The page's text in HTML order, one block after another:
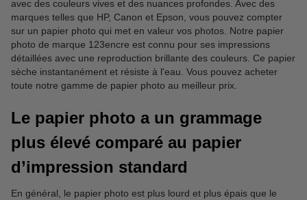
avec des couleurs vives et des nuances profondes. Avec des
marques telles que HP, Canon et Epson, vous pouvez compter
sur un papier photo qui met en valeur vos photos. Notre papier
photo de marque 123encre est connu pour ses impressions
détaillées avec une reproduction brillante des couleurs. Ce papier
sèche instantanément et résiste à l'eau. Vous pouvez acheter
toute notre gamme de papier photo au meilleur prix.
Le papier photo a un grammage
plus élevé comparé au papier
d’impression standard
En général, le papier photo est plus lourd et plus épais que le